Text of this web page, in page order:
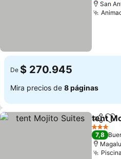
San
De $ 270.945
Mira precios de 8 páginas
tent
3 Estrellas
7,8